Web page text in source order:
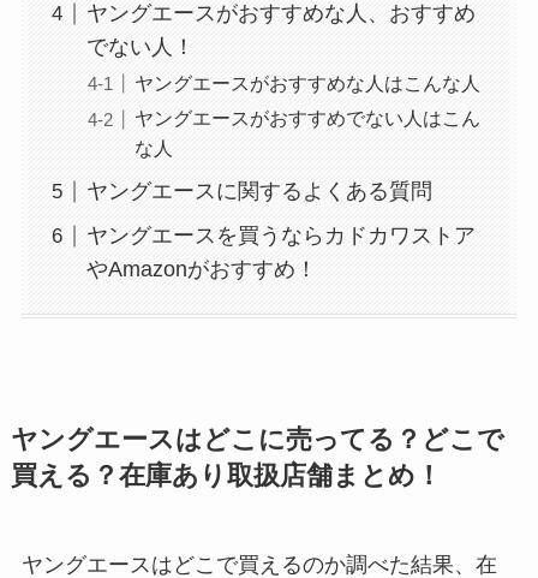
やべぇ旨いスパイスはどこで買える?カルディやイ
オンでは売ってない!
ヤングエースがおすすめな人、おすすめ
でない人！
ヤングエースがおすすめな人はこんな人
ヤングエースがおすすめでない人はこん
な人
ヤングエースに関するよくある質問
ヤングエースを買うならカドカワストア
やAmazonがおすすめ！
ヤングエースはどこに売ってる？どこで
買える？在庫あり取扱店舗まとめ！
ヤングエースはどこで買えるのか調べた結果、在